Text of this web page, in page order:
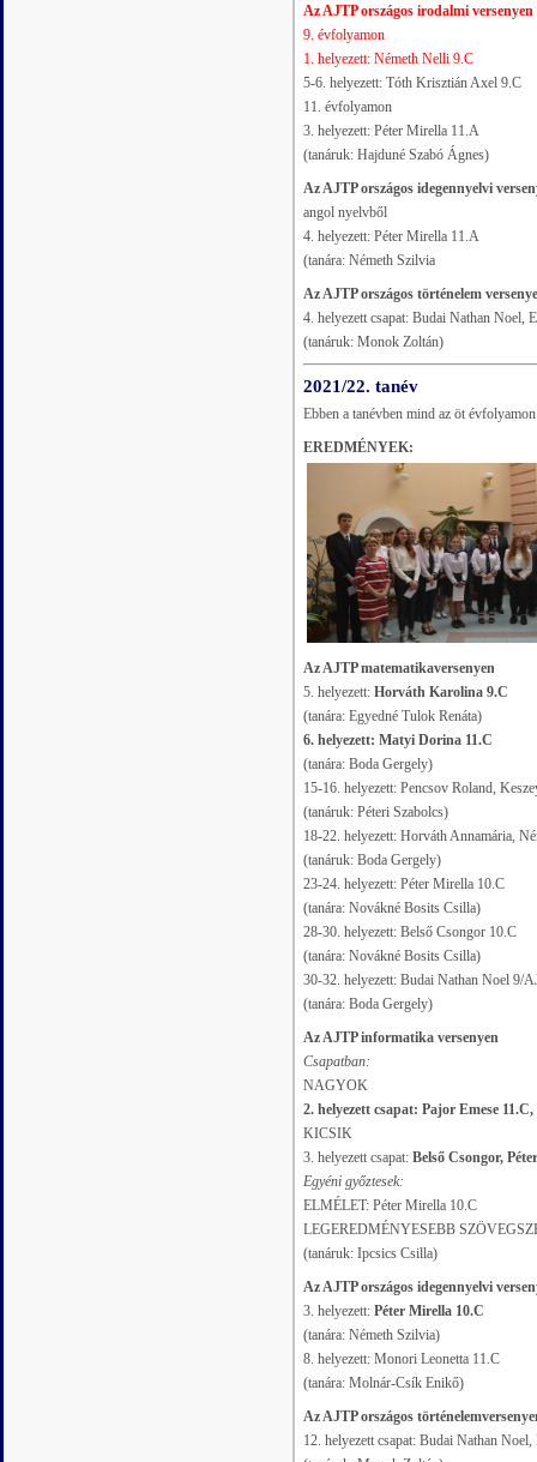
Az AJTP országos irodalmi versenyen
9. évfolyamon
1. helyezett: Németh Nelli 9.C
5-6. helyezett: Tóth Krisztián Axel 9.C
11. évfolyamon
3. helyezett: Péter Mirella 11.A
(tanáruk: Hajduné Szabó Ágnes)
Az AJTP országos idegennyelvi
angol nyelvből
4. helyezett: Péter Mirella 11.A
(tanára: Németh Szilvia
Az AJTP országos történelem
4. helyezett csapat: Budai Nathan Noel,
(tanáruk: Monok Zoltán)
2021/22. tanév
Ebben a tanévben mind az öt
EREDMÉNYEK:
Az AJTP matematikaversenyen
5. helyezett: Horváth Karolina 9.C
(tanára: Egyedné Tulok Renáta)
6. helyezett: Matyi Dorina 11.C
(tanára: Boda Gergely)
15-16. helyezett: Pencsov Roland,
(tanáruk: Péteri Szabolcs)
18-22. helyezett: Horváth Annamária,
(tanáruk: Boda Gergely)
23-24. helyezett: Péter Mirella 10.C
(tanára: Novákné Bosits Csilla)
28-30. helyezett: Belső Csongor 10.C
(tanára: Novákné Bosits Csilla)
30-32. helyezett: Budai Nathan Noel 9/
(tanára: Boda Gergely)
Az AJTP informatika versenyen
Csapatban:
NAGYOK
2. helyezett csapat: Pajor Emese
KICSIK
3. helyezett csapat: Belső Csongor,
Egyéni győztesek:
ELMÉLET: Péter Mirella 10.C
LEGEREDMÉNYESEBB
(tanáruk: Ipcsics Csilla)
Az AJTP országos idegennyelvi
3. helyezett: Péter Mirella 10.C
(tanára: Németh Szilvia)
8. helyezett: Monori Leonetta 11.C
(tanára: Molnár-Csík Enikő)
Az AJTP országos
12. helyezett csapat: Budai Nathan